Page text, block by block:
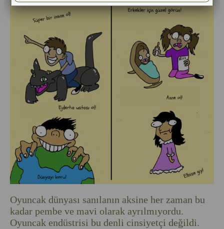
Oyuncak dünyası sanılanın aksine her zaman bu
kadar pembe ve mavi olarak ayrılmıyordu.
Oyuncak endüstrisi bu denli cinsiyetçi değildi.